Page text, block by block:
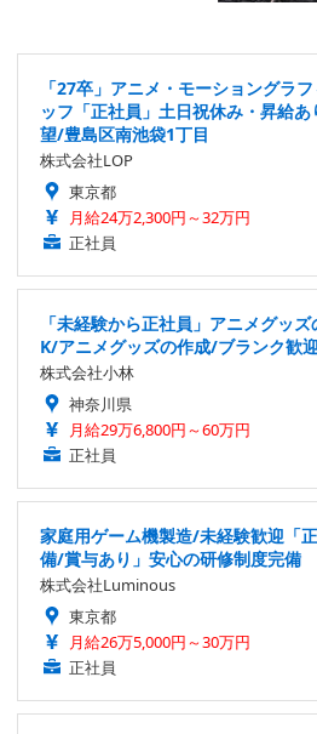
「27卒」アニメ・モーショングラ
ッフ「正社員」土日祝休み・昇給
望/豊島区南池袋1丁目
株式会社LOP
東京都
月給24万2,300円～32万円
正社員
「未経験から正社員」アニメグッ
K/アニメグッズの作成/ブランク歓
株式会社小林
神奈川県
月給29万6,800円～60万円
正社員
家庭用ゲーム機製造/未経験歓迎「
備/賞与あり」安心の研修制度完備
株式会社Luminous
東京都
月給26万5,000円～30万円
正社員